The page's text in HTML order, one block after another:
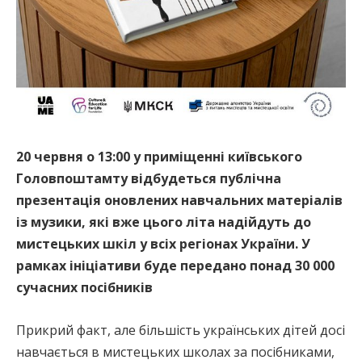
20 червня о 13:00 у приміщенні київського
Головпоштамту відбудеться публічна
презентація оновлених навчальних матеріалів
із музики, які вже цього літа надійдуть до
мистецьких шкіл у всіх регіонах України. У
рамках ініціативи буде передано понад 30 000
сучасних посібників
Прикрий факт, але більшість українських дітей досі
навчається в мистецьких школах за посібниками,